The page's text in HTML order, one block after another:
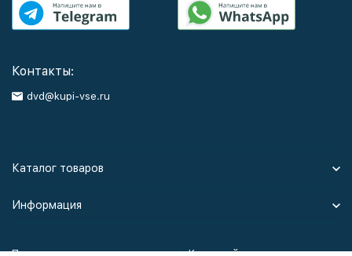
Контакты:
dvd@kupi-vse.ru
Каталог товаров
Информация
Политика персональных данных Карта сайта